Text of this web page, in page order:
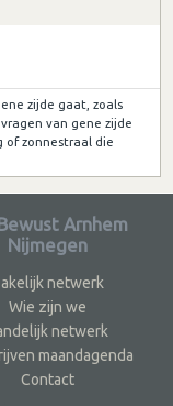
zijde gaat, zoals
van gene zijde
of zonnestraal die
Arnhem
Nijmegen
netwerk
Wie zijn we
netwerk
maandagenda
Contact